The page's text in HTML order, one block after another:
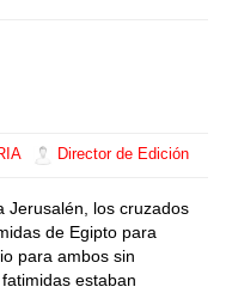
Director de Edición
Jerusalén, los cruzados
de Egipto para
para ambos sin
estaban